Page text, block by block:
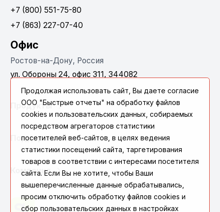
+7 (800) 551-75-80
+7 (863) 227-07-40
Офис
Ростов-на-Дону, Россия
ул. Обороны 24, офис 311, 344082
Продукты
Поддержка
Компания
Продолжая использовать сайт, Вы даете согласие
ООО "Быстрые отчеты" на обработку файлов
cookies и пользовательских данных, собираемых
посредством агрегаторов статистики
посетителей веб-сайтов, в целях ведения
статистики посещений сайта, таргетирования
товаров в соответствии с интересами посетителя
сайта. Если Вы не хотите, чтобы Ваши
вышеперечисленные данные обрабатывались,
просим отключить обработку файлов cookies и
сбор пользовательских данных в настройках